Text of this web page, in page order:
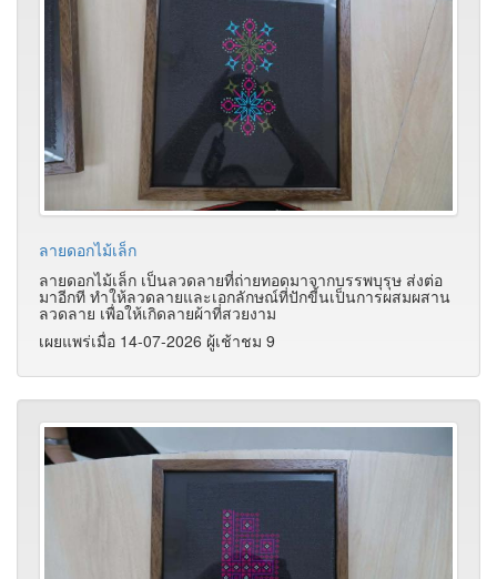
ลายดอกไม้เล็ก
ลายดอกไม้เล็ก เป็นลวดลายที่ถ่ายทอดมาจากบรรพบุรุษ ส่งต่อ
มาอีกที ทำให้ลวดลายและเอกลักษณ์ที่ปักขี้นเป็นการผสมผสาน
ลวดลาย เพื่อให้เกิดลายผ้าที่สวยงาม
เผยแพร่เมื่อ 14-07-2026 ผู้เช้าชม 9